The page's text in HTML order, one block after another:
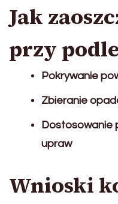
Jak
przy
Pokrywanie
Zbieranie
Dostosowanie
upraw
Wnioski